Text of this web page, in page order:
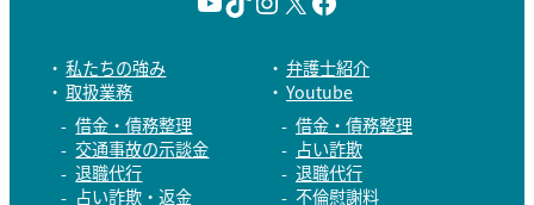
Y
T
T I
X F
a
c
e
b
私たちの強み
取扱業務
借金・債務整理
交通事故の示談金
退職代行
占い詐欺・返金
弁護士紹介
Youtube
借金・債務整理
占い詐欺
退職代行
不倫慰謝料